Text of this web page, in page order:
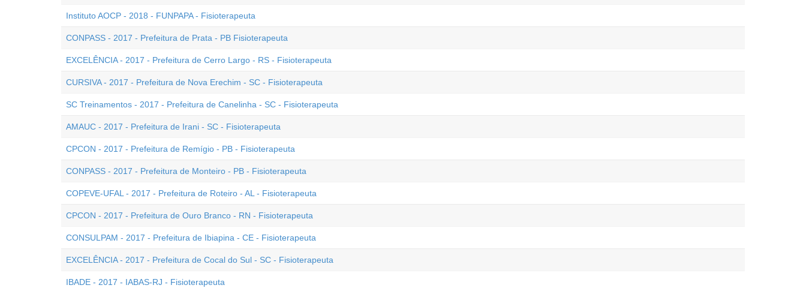
Instituto AOCP - 2018 - FUNPAPA - Fisioterapeuta
CONPASS - 2017 - Prefeitura de Prata - PB Fisioterapeuta
EXCELÊNCIA - 2017 - Prefeitura de Cerro Largo - RS - Fisioterapeuta
CURSIVA - 2017 - Prefeitura de Nova Erechim - SC - Fisioterapeuta
SC Treinamentos - 2017 - Prefeitura de Canelinha - SC - Fisioterapeuta
AMAUC - 2017 - Prefeitura de Irani - SC - Fisioterapeuta
CPCON - 2017 - Prefeitura de Remígio - PB - Fisioterapeuta
CONPASS - 2017 - Prefeitura de Monteiro - PB - Fisioterapeuta
COPEVE-UFAL - 2017 - Prefeitura de Roteiro - AL - Fisioterapeuta
CPCON - 2017 - Prefeitura de Ouro Branco - RN - Fisioterapeuta
CONSULPAM - 2017 - Prefeitura de Ibiapina - CE - Fisioterapeuta
EXCELÊNCIA - 2017 - Prefeitura de Cocal do Sul - SC - Fisioterapeuta
IBADE - 2017 - IABAS-RJ - Fisioterapeuta